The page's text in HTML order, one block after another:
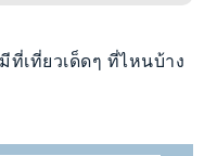
เที่ยวเด็ดๆ ที่ไหนบ้าง